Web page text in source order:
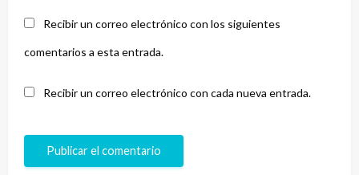
Recibir un correo electrónico con los siguientes
comentarios a esta entrada.
Recibir un correo electrónico con cada nueva entrada.